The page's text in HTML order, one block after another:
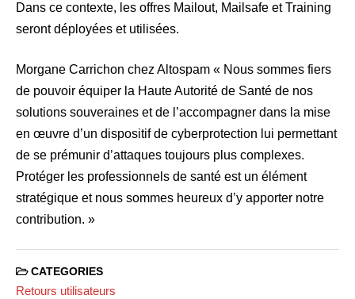
Dans ce contexte, les offres Mailout, Mailsafe et Training
seront déployées et utilisées.
Morgane Carrichon chez Altospam « Nous sommes fiers
de pouvoir équiper la Haute Autorité de Santé de nos
solutions souveraines et de l’accompagner dans la mise
en œuvre d’un dispositif de cyberprotection lui permettant
de se prémunir d’attaques toujours plus complexes.
Protéger les professionnels de santé est un élément
stratégique et nous sommes heureux d’y apporter notre
contribution. »
CATEGORIES
Retours utilisateurs